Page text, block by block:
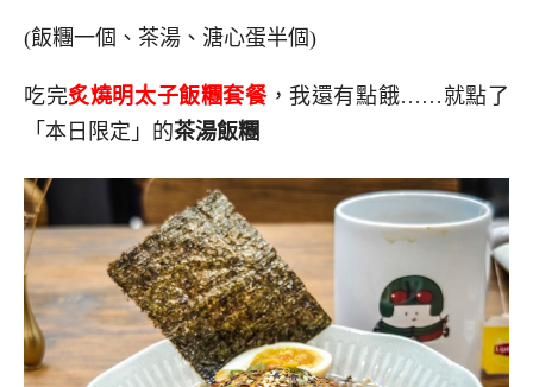
(飯糰一個、茶湯、溏心蛋半個)
吃完炙燒明太子飯糰套餐，我還有點餓……就點了
「本日限定」的茶湯飯糰